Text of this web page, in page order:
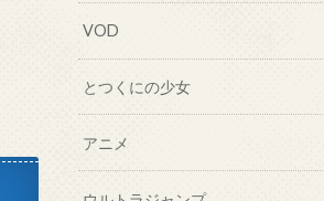
VOD
とつくにの少女
アニメ